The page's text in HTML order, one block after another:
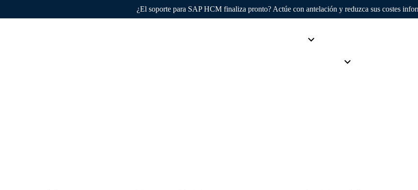
¿El soporte para SAP HCM finaliza pronto? Actúe con antelación y reduzca sus costes